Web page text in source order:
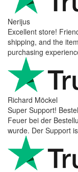
Nerijus
Excellent store!
shipping, and the
purchasing
Richard Möckel
Super Support!
Feuer bei der
wurde. Der Support